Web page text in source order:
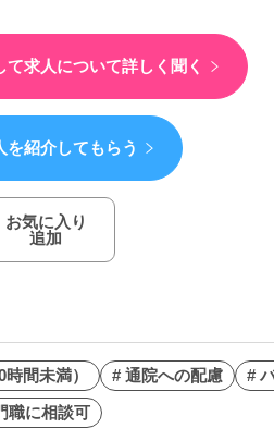
て求人について詳しく聞く
を紹介してもらう
お気に入り
追加
間未満） # 通院への配慮
#
職に相談可